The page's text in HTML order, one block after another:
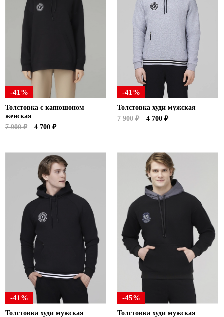
-41%
Толстовка с капюшоном
женская
7 900 ₽
4 700 ₽
-41%
Толстовка худи мужская
7 900 ₽
4 700 ₽
-41%
Толстовка худи мужская
-45%
Толстовка худи мужская